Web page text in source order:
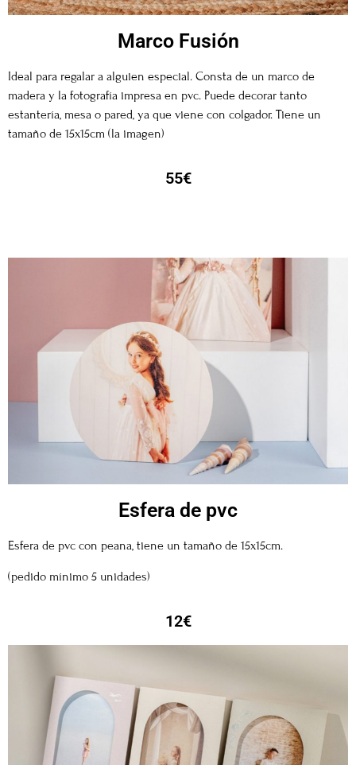
Marco Fusión
Ideal para regalar a alguien especial. Consta de un marco de
madera y la fotografía impresa en pvc. Puede decorar tanto
estantería, mesa o pared, ya que viene con colgador. Tiene un
tamaño de 15x15cm (la imagen)
55€
Esfera de pvc
Esfera de pvc con peana, tiene un tamaño de 15x15cm.
(pedido mínimo 5 unidades)
12€